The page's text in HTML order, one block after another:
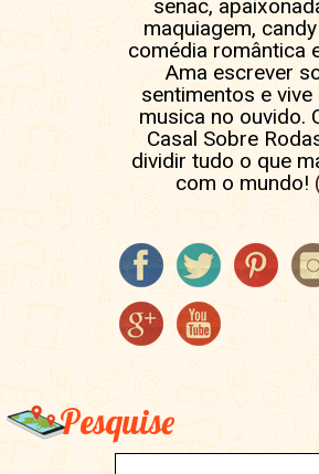
senac,
maquiagem,
comédia romântica
Ama escrever
sentimentos e vive
musica no ouvido.
Casal Sobre
dividir tudo o que
com o mundo!
Pesquise